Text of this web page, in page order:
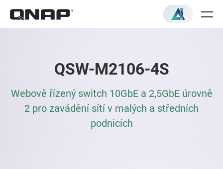
QSW-M2106-4S
Webově řízený switch 10GbE a 2,5GbE úrovně
2 pro zavádění sítí v malých a středních
podnicích